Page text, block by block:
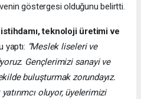
göstergesi olduğunu belirtti.
teknoloji üretimi ve
yaptı: “Meslek liseleri ve
Gençlerimizi sanayi ve
buluşturmak zorundayız.
oluyor, üyelerimizi